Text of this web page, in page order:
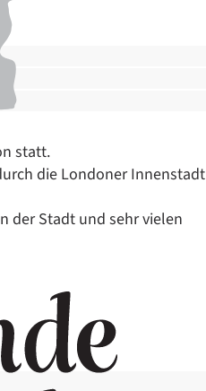
statt.
die Londoner Innenstadt
der Stadt und sehr vielen